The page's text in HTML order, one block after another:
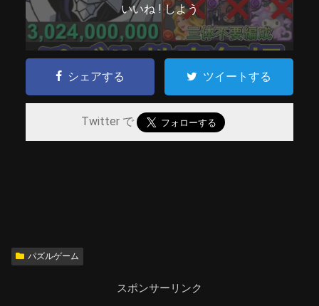
いいね ! しよう
シェアする ツイートする
Twitter で
パズルゲーム
スポンサーリンク